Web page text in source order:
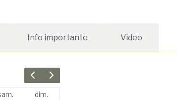
Info importante Video
Previous month
Next month
dim.